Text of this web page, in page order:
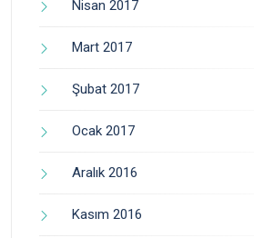
Nisan 2017
Mart 2017
Şubat 2017
Ocak 2017
Aralık 2016
Kasım 2016